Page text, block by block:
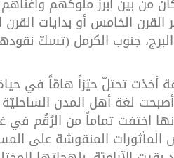
القرن الخامس أو بدايات القرن
البرج، جنوب الكرمل )تسكّ
أخذت تحتلّ حيّزاً هامّاً في
أصبحت لغة أهل المدن الساحليّة
اختفت تماماً من الرُقُم في
المأثورات المنقوشة على